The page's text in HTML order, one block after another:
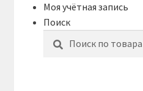
Моя учётная запись
Поиск
Искать:
Поиск